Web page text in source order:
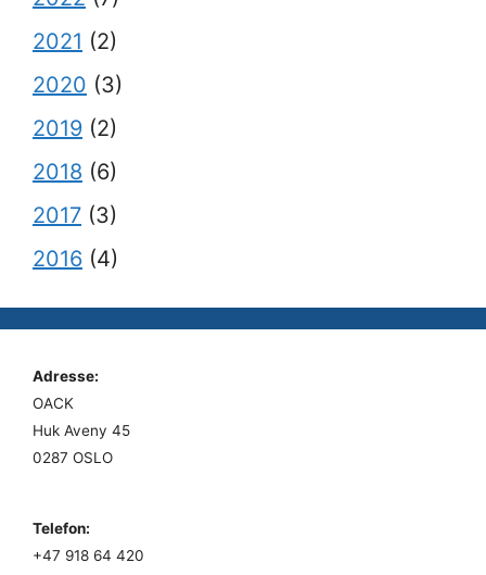
2021 (2)
2020 (3)
2019 (2)
2018 (6)
2017 (3)
2016 (4)
Adresse:
OACK
Huk Aveny 45
0287 OSLO
Telefon:
+47 918 64 420